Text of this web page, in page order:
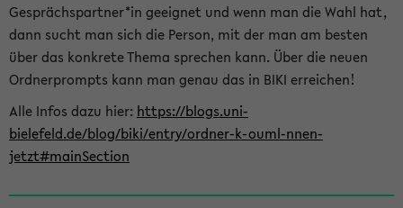
Gesprächspartner*in geeignet und wenn man die Wahl hat,
dann sucht man sich die Person, mit der man am besten
über das konkrete Thema sprechen kann. Über die neuen
Ordnerprompts kann man genau das in BIKI erreichen!
Alle Infos dazu hier: https://blogs.uni-
bielefeld.de/blog/biki/entry/ordner-k-ouml-nnen-
jetzt#mainSection